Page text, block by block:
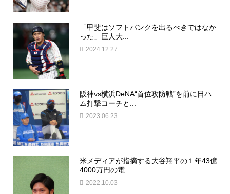
「甲斐はソフトバンクを出るべきではなか
った」巨人大...
2024.12.27
阪神vs横浜DeNA“首位攻防戦”を前に日ハ
ム打撃コーチと...
2023.06.23
米メディアが指摘する大谷翔平の１年43億
4000万円の電...
2022.10.03